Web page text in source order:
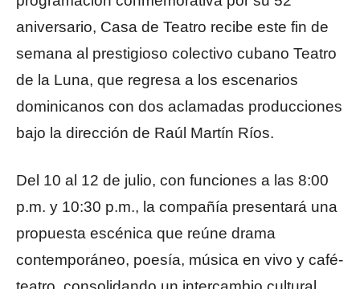
aniversario, Casa de Teatro recibe este fin de
semana al prestigioso colectivo cubano Teatro
de la Luna, que regresa a los escenarios
dominicanos con dos aclamadas producciones
bajo la dirección de Raúl Martín Ríos.
Del 10 al 12 de julio, con funciones a las 8:00
p.m. y 10:30 p.m., la compañía presentará una
propuesta escénica que reúne drama
contemporáneo, poesía, música en vivo y café-